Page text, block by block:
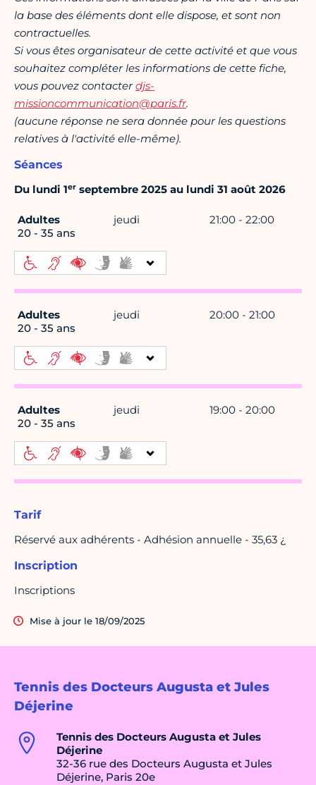
Tennis des Docteurs Augusta et Jules
Déjerine
Tennis des Docteurs Augusta et Jules
Déjerine
32-36 rue des Docteurs Augusta et Jules
Déjerine, Paris 20e
la base des éléments dont elle dispose, et sont non
contractuelles.
Si vous êtes organisateur de cette activité et que vous
souhaitez compléter les informations de cette fiche,
vous pouvez contacterdjs-
missioncommunication@paris.fr.
(aucune réponse ne sera donnée pour les questions
relatives à l'activité elle-même).
Séances
Du lundi 1er septembre 2025 au lundi 31 août 2026
Adultes
20 - 35 ans
jeudi 21:00 - 22:00
Adultes
20 - 35 ans
jeudi 20:00 - 21:00
Adultes
20 - 35 ans
jeudi 19:00 - 20:00
Tarif
Réservé aux adhérents - Adhésion annuelle - 35,63 ¿
Inscription
Inscriptions
Mise à jour le 18/09/2025